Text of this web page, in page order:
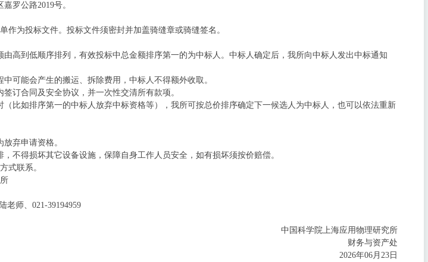
罗公路2019号。
作为投标文件。投标文件须密封并加盖骑缝章或骑缝签名。
由高到低顺序排列，有效投标中总金额排序第一的为中标人。中标人确定后，我所向中标人发出中标通知
可能会产生的搬运、拆除费用，中标人不得额外收取。
订合同及安全协议，并一次性交清所有款项。
比如排序第一的中标人放弃中标资格等），我所可按总价排序确定下一候选人为中标人，也可以依法重新
弃申请资格。
不得损坏其它设备设施，保障自身工作人员安全，如有损坏须按价赔偿。
式联系。
老师、021-39194959
中国科学院上海应用物理研究所
财务与资产处
2026年06月23日